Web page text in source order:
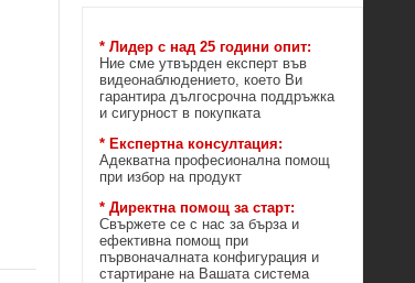
* Лидер с над 25 години опит:
Ние сме утвърден експерт във
видеонаблюдението, което Ви
гарантира дългосрочна поддръжка
и сигурност в покупката
* Експертна консултация:
Адекватна професионална помощ
при избор на продукт
* Директна помощ за старт:
Свържете се с нас за бърза и
ефективна помощ при
първоначалната конфигурация и
стартиране на Вашата система